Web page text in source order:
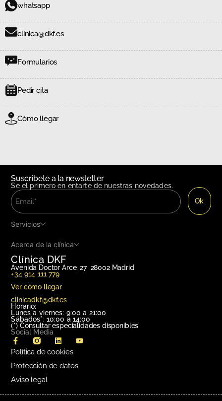
whatsapp
clinica@dkf.es
Formularios
Pedir cita
Cómo llegar
Clínica DKF
Avenida Doctor Arce, 27 28002 Madrid
+34 914 111 779
Ver cómo llegar
clinicadkf@dkf.es
Horario:
Lunes a viernes: 9:00 a 21:00
Sábados*: 10:00 a 14:00
(*) Consultar especialidades disponibles
Social Media
Suscribete a la newsletter
Se el primero en entarte de nuestras novedades.
Servicios
Acerca de la clínica
Política de cookies
Protección de datos
Aviso legal